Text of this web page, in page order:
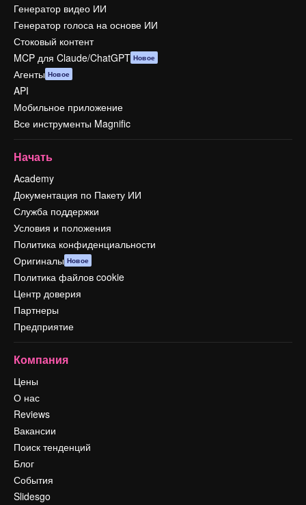
Генератор видео ИИ
Генератор голоса на основе ИИ
Стоковый контент
MCP для Claude/ChatGPT Новое
Агенты Новое
API
Мобильное приложение
Все инструменты Magnific
Начать
Academy
Документация по Пакету ИИ
Служба поддержки
Условия и положения
Политика конфиденциальности
Оригиналы Новое
Политика файлов cookie
Центр доверия
Партнеры
Предприятие
Компания
Цены
О нас
Reviews
Вакансии
Поиск тенденций
Блог
События
Slidesgo